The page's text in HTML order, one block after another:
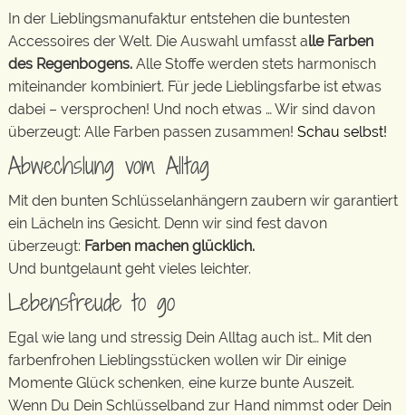
In der Lieblingsmanufaktur entstehen die buntesten
Accessoires der Welt. Die Auswahl umfasst alle Farben
des Regenbogens. Alle Stoffe werden stets harmonisch
miteinander kombiniert. Für jede Lieblingsfarbe ist etwas
dabei – versprochen! Und noch etwas … Wir sind davon
überzeugt: Alle Farben passen zusammen! Schau selbst!
Abwechslung vom Alltag
Mit den bunten Schlüsselanhängern zaubern wir garantiert
ein Lächeln ins Gesicht. Denn wir sind fest davon
überzeugt: Farben machen glücklich.
Und buntgelaunt geht vieles leichter.
Lebensfreude to go
Egal wie lang und stressig Dein Alltag auch ist… Mit den
farbenfrohen Lieblingsstücken wollen wir Dir einige
Momente Glück schenken, eine kurze bunte Auszeit.
Wenn Du Dein Schlüsselband zur Hand nimmst oder Dein